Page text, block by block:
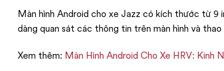
Màn hình Android cho xe Jazz có kích thước từ 9
dàng quan sát các thông tin trên màn hình và
Xem thêm: Màn Hình Android Cho Xe HRV: Kinh